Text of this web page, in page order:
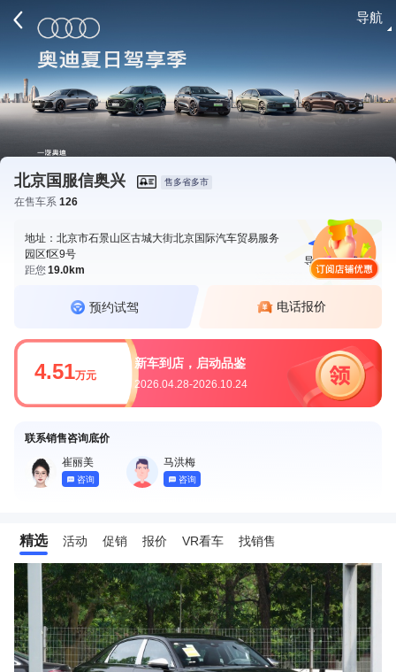
导航
北京国服信奥兴 售多省多市
在售车系 126
地址：北京市石景山区古城大街北京国际汽车贸易服务
园区f区9号
距您19.0km
导航 电话
预约试驾 电话报价
4.51万元
新车到店，启动品鉴
2026.04.28-2026.10.24
联系销售咨询底价
崔丽美
咨询
马洪梅
咨询
精选 活动 促销 报价 VR看车 找销售